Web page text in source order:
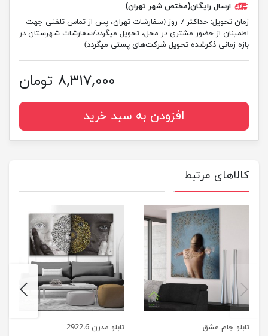
ارسال رایگان(مختص شهر تهران)
زمان تحویل:
حداکثر 7 روز (سفارشات تهران، پس از تماس تلفنی جهت
اطمینان از حضور مشتری در محل، تحویل میگردد/سفارشات شهرستان در
بازه زمانی ذکرشده تحویل شرکت‌های پستی میگردد)
۸,۳۱۷,۰۰۰ تومان
افزودن به سبد خرید
کالاهای مرتبط
تابلو جام عشق تابلو مدرن 2922.6
previus